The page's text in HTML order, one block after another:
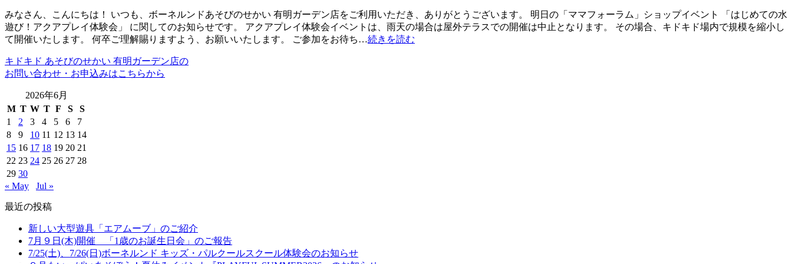
みなさん、こんにちは！ いつも、ボーネルンドあそびのせかい 有明ガーデン店をご利用いただき、ありがとうございます。 明日の「ママフォーラム」ショップイベント 「はじめての水
遊び！アクアプレイ体験会」 に関してのお知らせです。 アクアプレイ体験会イベントは、雨天の場合は屋外テラスでの開催は中止となります。 その場合、キドキド場内で規模を縮小し
て開催いたします。 何卒ご理解賜りますよう、お願いいたします。 ご参加をお待ち…続きを読む
キドキド あそびのせかい 有明ガーデン店の
お問い合わせ・お申込みはこちらから
2026年6月
M T W T F S
S
1
2 3 4 5 6
7
8
9 10 11 12 13 14
15 16 17 18 19 20 21
22 23 24 25 26 27 28
29 30
« May
Jul »
最近の投稿
新しい大型遊具「エアムーブ」のご紹介
7月９日(木)開催 「1歳のお誕生日会」のご報告
7/25(土)、7/26(日)ボーネルンド キッズ・パルクールスクール体験会のお知らせ